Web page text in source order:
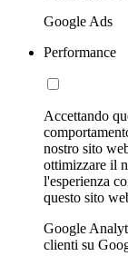
Google Ads
Performance
Accettando
nostro sito
ottimizzare il
l'esperienza
questo sito
Google
clienti su